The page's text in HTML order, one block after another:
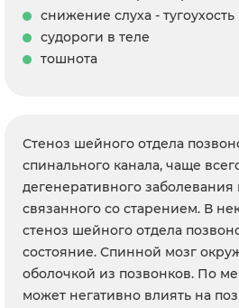
снижение слуха - тугоухость
судороги в теле
тошнота
Стеноз шейного отдела
спинального канала, чаще
дегенеративного заболевания
связанного со старением. В
стеноз шейного отдела
состояние. Спинной мозг
оболочкой из позвонков. По
может негативно влиять на